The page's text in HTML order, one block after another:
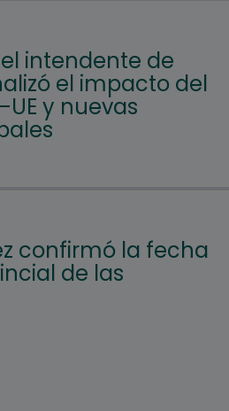
intendente de
el impacto del
y nuevas
confirmó la fecha
de las